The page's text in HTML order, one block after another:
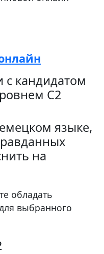
кандидатом
С2
языке,
на
обладать
выбранного